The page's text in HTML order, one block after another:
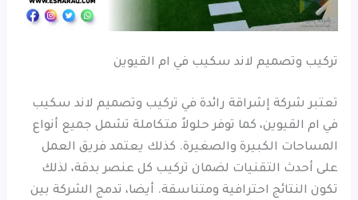
تركيب وتصميم لاند سكيب في ام القيوين
تعتبر شركة إشراقة رائدة في تركيب وتصميم لاند سكيب
في ام القيوين، كما توفر حلولاً متكاملة تشمل جميع أنواع
المساحات الكبيرة والصغيرة. كذلك يعتمد فريق العمل
على أحدث التقنيات لضمان تركيب كل عنصر بدقة، لذلك
تكون النتائج احترافية ومتناسقة. أيضا، تدمج الشركة بين